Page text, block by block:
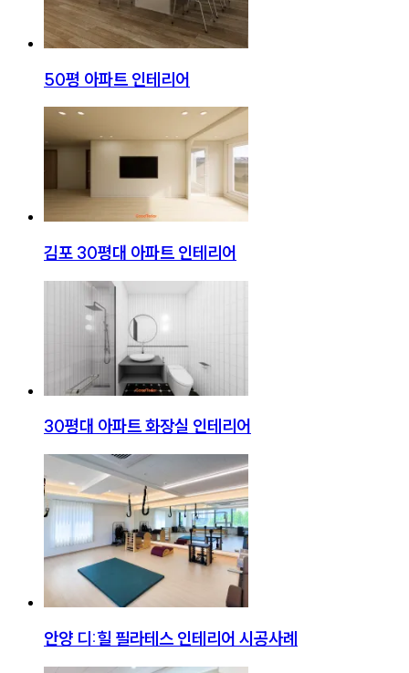
50평 아파트 인테리어
김포 30평대 아파트 인테리어
30평대 아파트 화장실 인테리어
안양 디:힐 필라테스 인테리어 시공사례